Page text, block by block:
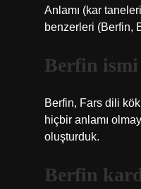
Anlamı (kar
benzerleri (Berfin,
Berfin
Berfin, Fars dili
hiçbir anlamı
oluşturduk.
Berfin